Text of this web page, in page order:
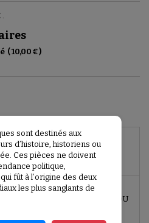
( 10,00 €)
CARTE BANCAIRE,
(À PARTIR DE LA REMISE DU
sont destinés aux
d’histoire, historiens ou
Ces pièces ne doivent
politique,
fût à l’origine des deux
les plus sanglants de